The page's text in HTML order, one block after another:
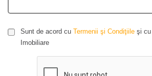
Sunt de acord cu Termenii şi Condiţiile şi cu
Imobiliare